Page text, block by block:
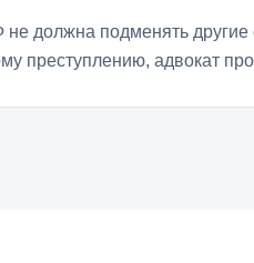
не должна подменять
преступлению, адвокат